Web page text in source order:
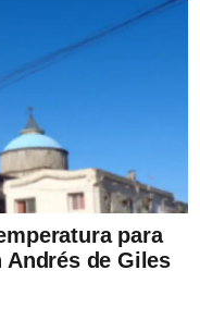
para
Andrés de Giles